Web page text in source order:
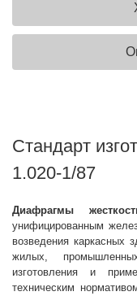
Стандарт
1.020-1/87
Диафрагмы
унифицированным
возведения каркасных
жилых,
изготовления и
техническим